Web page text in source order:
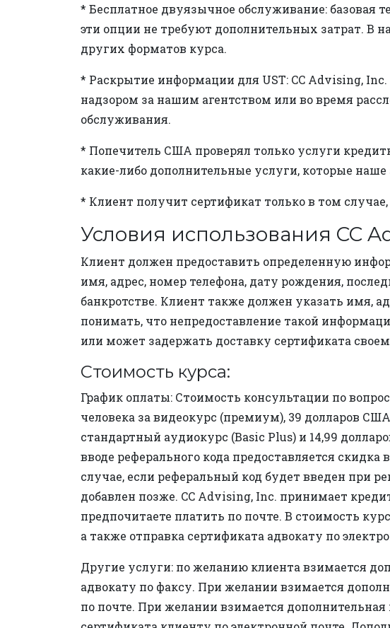
* Бесплатное двуязычное обслуживание: базовая
эти опции не требуют дополнительных затрат. В
других форматов курса.
* Раскрытие информации для UST: CC Advising,
надзором за нашим агентством или во время
обслуживания.
* Попечитель США проверял только услуги
какие-либо дополнительные услуги, которые
* Клиент получит сертификат только в том
Условия использования CC
Клиент должен предоставить определенную
имя, адрес, номер телефона, дату рождения,
банкротстве. Клиент также должен указать имя,
понимать, что непредоставление такой
или может задержать доставку сертификата
Стоимость курса:
График оплаты: Стоимость консультации по
человека за видеокурс (премиум), 39 долларов
стандартный аудиокурс (Basic Plus) и 14,99
вводе реферального кода предоставляется
случае, если реферальный код будет введен при
добавлен позже. CC Advising, Inc. принимает
предпочитаете платить по почте. В стоимость
а также отправка сертификата адвокату по
Другие услуги: по желанию клиента взимается
адвокату по факсу. При желании взимается
по почте. При желании взимается